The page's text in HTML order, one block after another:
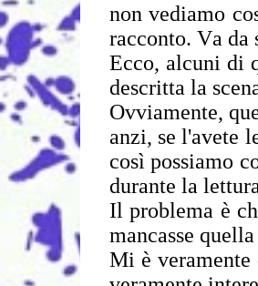
non vediamo
racconto. Va da
Ecco, alcuni di
descritta la
Ovviamente,
anzi, se l'avete
così possiamo
durante la
Il problema è
mancasse
Mi è